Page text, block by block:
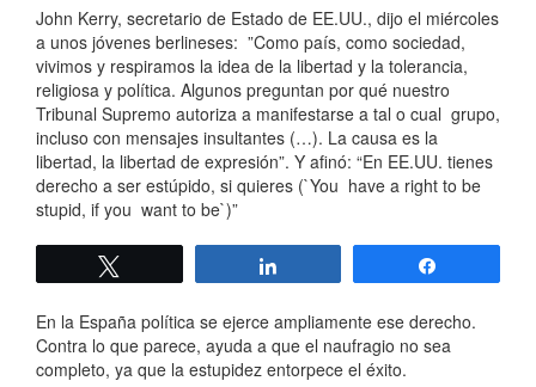
John Kerry, secretario de Estado de EE.UU., dijo el miércoles
a unos jóvenes berlineses: ”Como país, como sociedad,
vivimos y respiramos la idea de la libertad y la tolerancia,
religiosa y política. Algunos preguntan por qué nuestro
Tribunal Supremo autoriza a manifestarse a tal o cual grupo,
incluso con mensajes insultantes (…). La causa es la
libertad, la libertad de expresión”. Y afinó: “En EE.UU. tienes
derecho a ser estúpido, si quieres (`You have a right to be
stupid, if you want to be`)”
En la España política se ejerce ampliamente ese derecho.
Contra lo que parece, ayuda a que el naufragio no sea
completo, ya que la estupidez entorpece el éxito.